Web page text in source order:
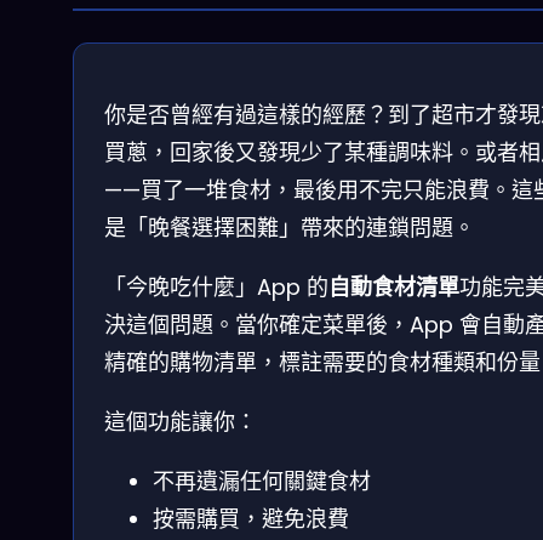
你是否曾經有過這樣的經歷？到了超市才發
買蔥，回家後又發現少了某種調味料。或者
——買了一堆食材，最後用不完只能浪費。這
是「晚餐選擇困難」帶來的連鎖問題。
「今晚吃什麼」App 的自動食材清單功能完
決這個問題。當你確定菜單後，App 會自動
精確的購物清單，標註需要的食材種類和份
這個功能讓你：
不再遺漏任何關鍵食材
按需購買，避免浪費